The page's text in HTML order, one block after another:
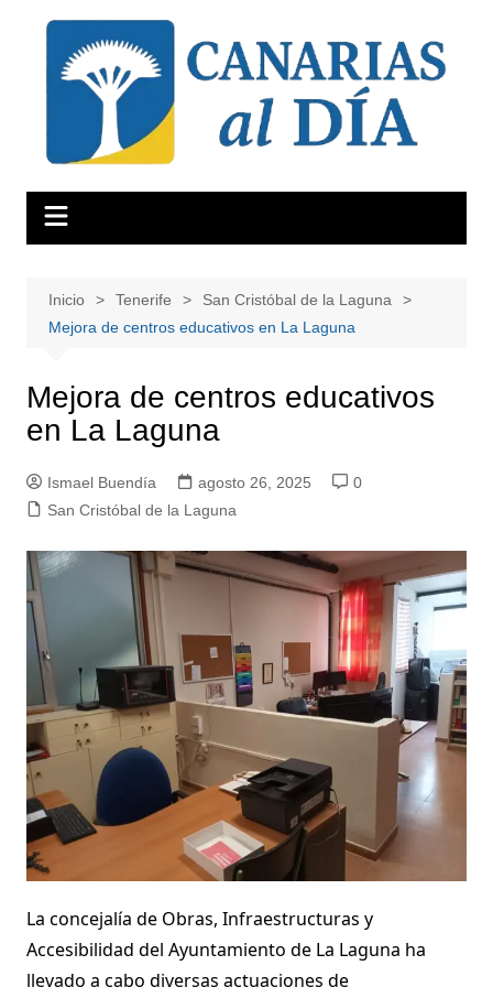
contenido
Inicio Tenerife
San Cristóbal de la Laguna
Mejora de centros educativos en La Laguna
Mejora de centros educativos
en La Laguna
Ismael Buendía agosto 26, 2025
0
San Cristóbal de la Laguna
La concejalía de Obras, Infraestructuras y
Accesibilidad del Ayuntamiento de La Laguna ha
llevado a cabo diversas actuaciones de